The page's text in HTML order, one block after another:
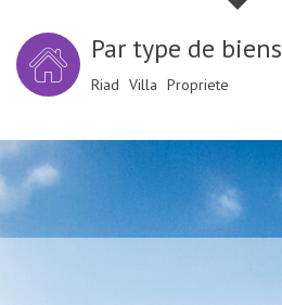
Par type de biens
Riad Villa Propriete